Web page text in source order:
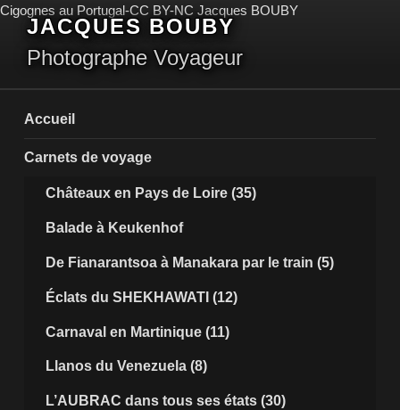
Aller
contenu
Cigognes au Portugal-CC BY-NC Jacques BOUBY
JACQUES BOUBY
Photographe Voyageur
Accueil
Carnets de voyage
Châteaux en Pays de Loire (35)
Balade à Keukenhof
De Fianarantsoa à Manakara par le train (5)
Éclats du SHEKHAWATI (12)
Carnaval en Martinique (11)
Llanos du Venezuela (8)
L’AUBRAC dans tous ses états (30)